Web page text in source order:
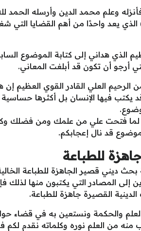
وعلم محمد الدين وأرسله الحمد
يعد واحدًا من أهم القضايا التي
الذي هداني إلى كتابة الموضوع
أرجو أن تكون قد أبلغت المعاني.
الرحيم العلي القادر القوي العظيم
قد يكتب فيها الإنسان بل أكثرها
لما فتحت علي من علمك ومن فضلك
قد نال إعجابكم.
للطباعة
ديني قصير الجاهزة للطباعة
إلى المصادر التي يكتبون منها
القصيرة جاهزة للطباعة.
العلم والحكمة ونستعين به في قضاء
منه من العلم نوره وكلماته نقدم